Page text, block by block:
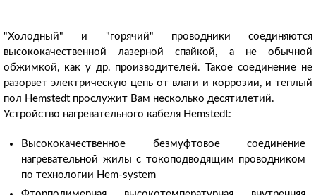
"Холодный" и "горячий" проводники соединяются
высококачественной лазерной спайкой, а не обычной
обжимкой, как у др. производителей. Такое соединение не
разорвет электрическую цепь от влаги и коррозии, и теплый
пол Hemstedt прослужит Вам несколько десятилетий.
Устройство нагревательного кабеля Hemstedt:
Высококачественное безмуфтовое соединение
нагревательной жилы с токоподводящим проводником
по технологии Hem-system